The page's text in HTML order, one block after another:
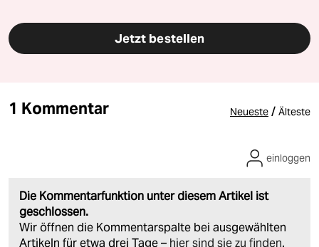
Jetzt bestellen
1 Kommentar Neueste / Älteste
Die Kommentarfunktion unter diesem Artikel ist
geschlossen.
Wir öffnen die Kommentarspalte bei ausgewählten
Artikeln für etwa drei Tage – hier sind sie zu finden.
einloggen